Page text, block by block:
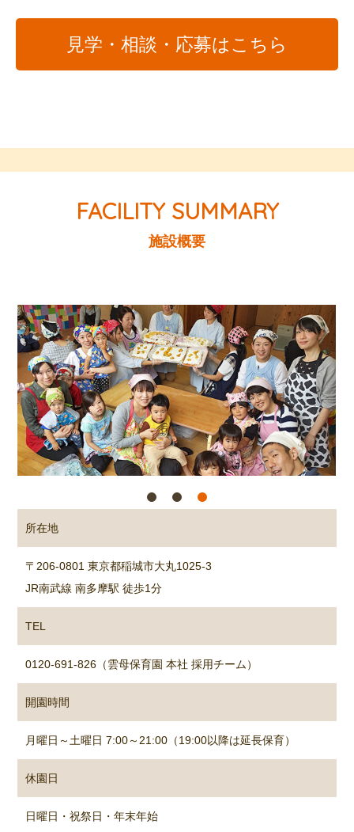
見学・相談・応募はこちら
施設概要
所在地
〒206-0801 東京都稲城市大丸1025-3
JR南武線 南多摩駅 徒歩1分
TEL
0120-691-826（雲母保育園 本社 採用チーム）
開園時間
月曜日～土曜日 7:00～21:00（19:00以降は延長保育）
休園日
日曜日・祝祭日・年末年始